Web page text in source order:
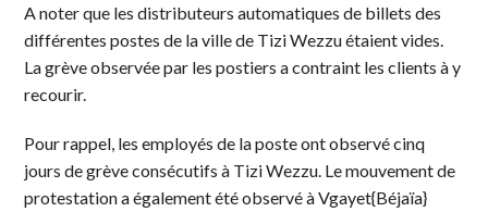
A noter que les distributeurs automatiques de billets des
différentes postes de la ville de Tizi Wezzu étaient vides.
La grève observée par les postiers a contraint les clients à y
recourir.
Pour rappel, les employés de la poste ont observé cinq
jours de grève consécutifs à Tizi Wezzu. Le mouvement de
protestation a également été observé à Vgayet{Béjaïa}